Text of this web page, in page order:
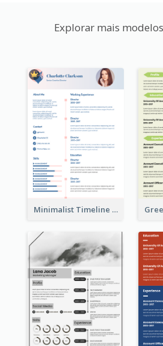
Explorar mais
Minimalist Timeline Medical Student Resume